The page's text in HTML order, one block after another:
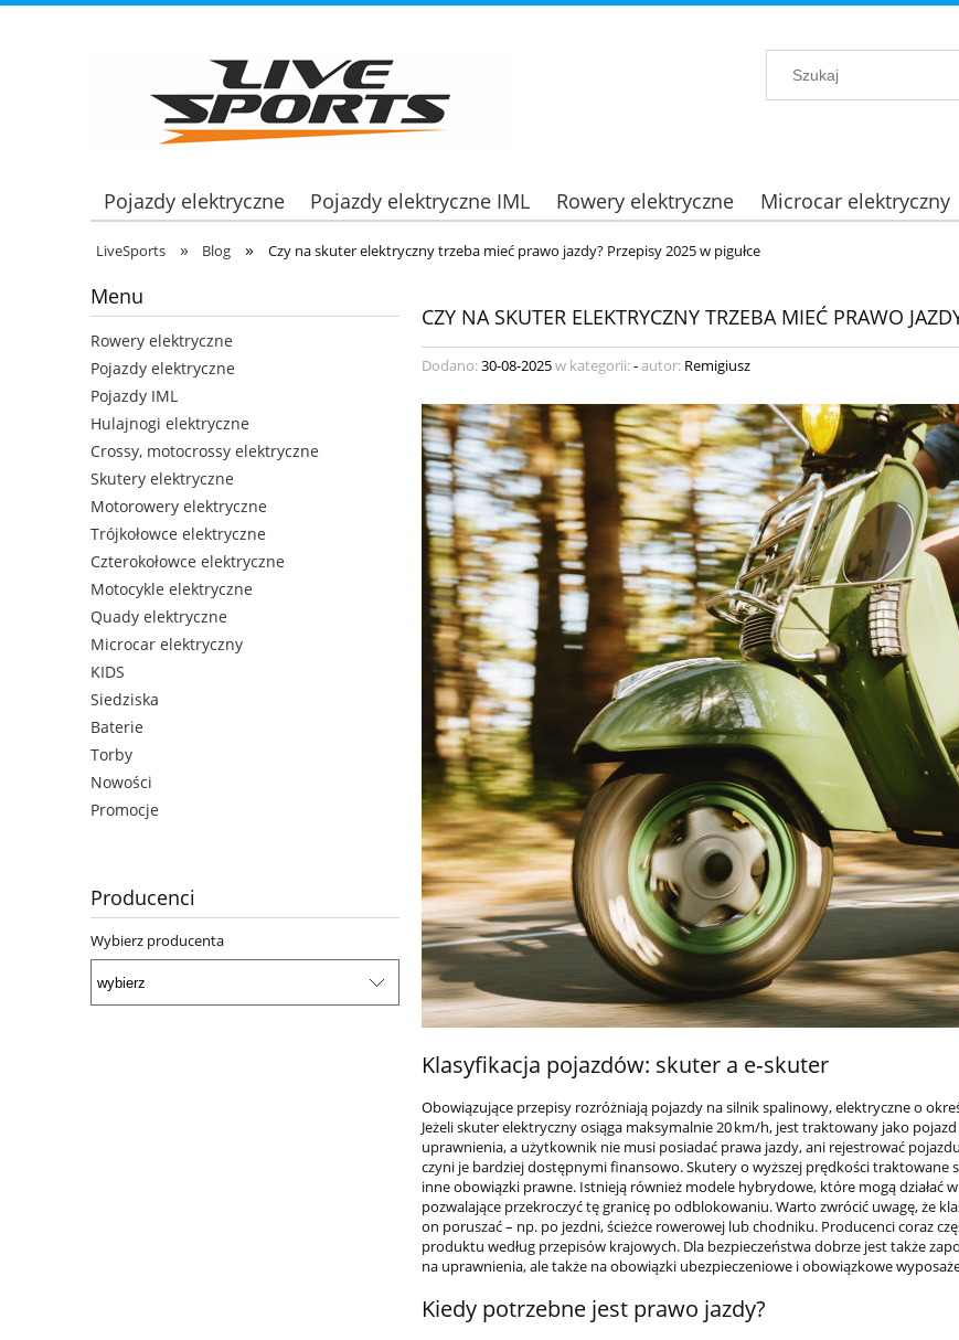
Pojazdy elektryczne Pojazdy elektryczne IML Rowery elektryczne Microcar elektryczny
LiveSports » Blog » Czy na skuter elektryczny trzeba mieć prawo jazdy? Przepisy 2025 w pigułce
Menu
Rowery elektryczne
Pojazdy elektryczne
Pojazdy IML
Hulajnogi elektryczne
Crossy, motocrossy elektryczne
Skutery elektryczne
Motorowery elektryczne
Trójkołowce elektryczne
Czterokołowce elektryczne
Motocykle elektryczne
Quady elektryczne
Microcar elektryczny
KIDS
Siedziska
Baterie
Torby
Nowości
Promocje
Producenci
Wybierz producenta
CZY NA SKUTER ELEKTRYCZNY TRZEBA MIEĆ PRAWO
Dodano:30-08-2025w kategorii:-autor: Remigiusz
Klasyfikacja pojazdów: skuter a e‑skuter
Obowiązujące przepisy rozróżniają pojazdy na silnik spalinowy, elektryczne o
Jeżeli skuter elektryczny osiąga maksymalnie 20 km/h, jest traktowany jako
uprawnienia, a użytkownik nie musi posiadać prawa jazdy, ani rejestrować
czyni je bardziej dostępnymi finansowo. Skutery o wyższej prędkości
inne obowiązki prawne. Istnieją również modele hybrydowe, które mogą działać
pozwalające przekroczyć tę granicę po odblokowaniu. Warto zwrócić uwagę, że
on poruszać – np. po jezdni, ścieżce rowerowej lub chodniku. Producenci coraz
produktu według przepisów krajowych. Dla bezpieczeństwa dobrze jest także
na uprawnienia, ale także na obowiązki ubezpieczeniowe i obowiązkowe
Kiedy potrzebne jest prawo jazdy?